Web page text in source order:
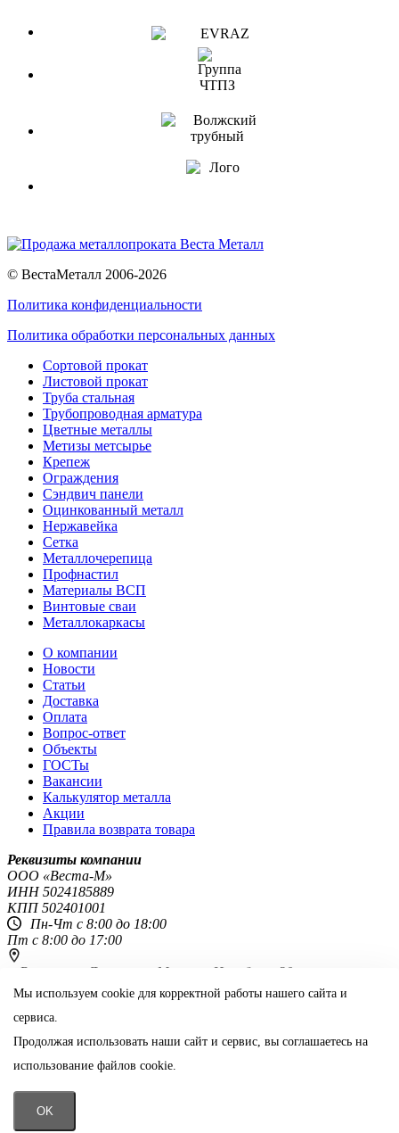
© ВестаМеталл 2006-2026
Политика конфиденциальности
Политика обработки персональных данных
Сортовой прокат
Листовой прокат
Труба стальная
Трубопроводная арматура
Цветные металлы
Метизы метсырье
Крепеж
Ограждения
Сэндвич панели
Оцинкованный металл
Нержавейка
Сетка
Металлочерепица
Профнастил
Материалы ВСП
Винтовые сваи
Металлокаркасы
О компании
Новости
Статьи
Доставка
Оплата
Вопрос-ответ
Объекты
ГОСТы
Вакансии
Калькулятор металла
Акции
Правила возврата товара
Реквизиты компании
OOO «Веста-М»
ИНН5024185889
КПП502401001
Пн-Чт с 8:00 до 18:00
Пт с 8:00 до 17:00
г. Ростов-на-Дону,
пр-т Михаила Нагибина, 30
8 800 444-51-48
rostov@vestametall.ru
Поделиться:
Информация на сайте не является публичной офертой
Позвонить
или позвонить по телефону
Мы используем cookie для корректной работы нашего сайта и
сервиса.
Продолжая использовать наши сайт и сервис, вы соглашаетесь на
использование файлов cookie.
OK